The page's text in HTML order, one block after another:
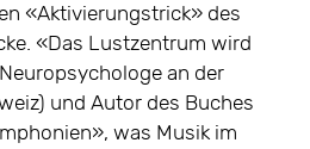
«Aktivierungstrick» des
«Das Lustzentrum wird
an der
und Autor des Buches
was Musik im